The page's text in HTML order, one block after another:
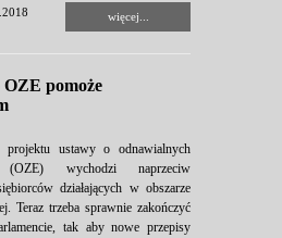
więcej...
pomoże
projektu ustawy o odnawialnych
(OZE) wychodzi naprzeciw
działających w obszarze
Teraz trzeba sprawnie zakończyć
tak aby nowe przepisy